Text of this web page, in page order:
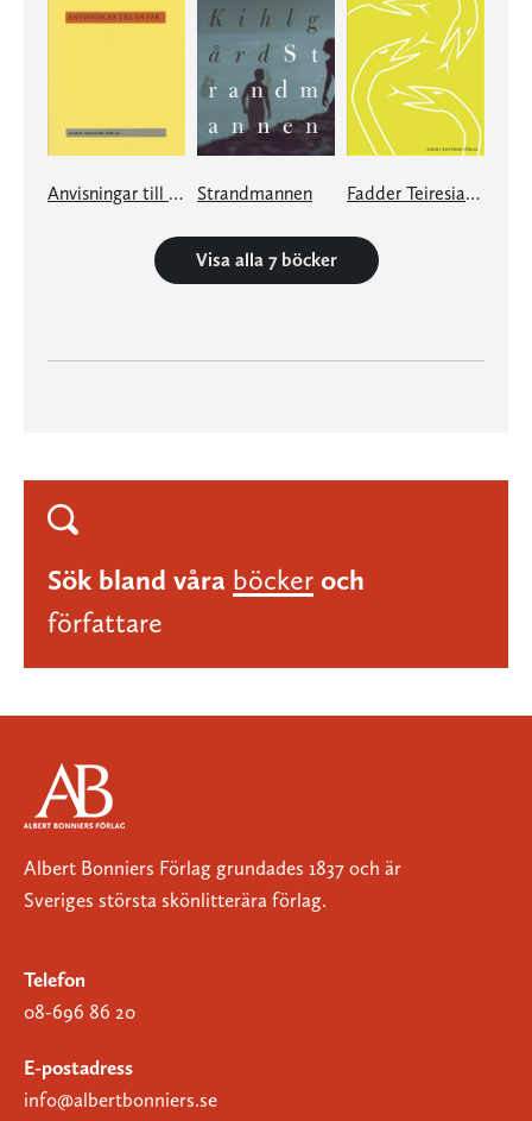
Anvisningar till en far Strandmannen Fadder Teiresias vår
Visa alla 7 böcker
Sök bland våra böcker och
författare
Albert Bonniers Förlag grundades 1837 och är
Sveriges största skönlitterära förlag.
Telefon
08-696 86 20
E-postadress
info@albertbonniers.se